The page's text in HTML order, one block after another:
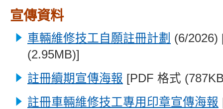
宣傳資料
車輛維修技工自願註冊計劃 (6/2026)
(2.95MB)]
註冊續期宣傳海報 [PDF 格式
註冊車輛維修技工專用印章宣傳海報